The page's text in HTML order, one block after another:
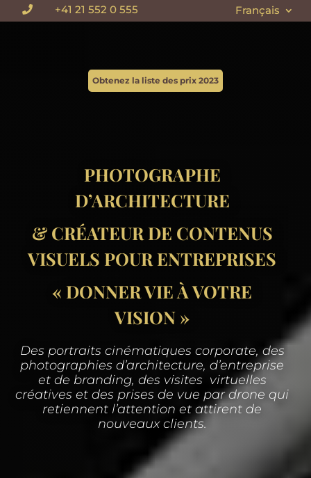
 +41 21 552 0 555 Français
Obtenez la liste des prix 2023
PHOTOGRAPHE
D’ARCHITECTURE
& CRÉATEUR DE CONTENUS
VISUELS POUR ENTREPRISES
« DONNER VIE À VOTRE
VISION »
Des portraits cinématiques corporate, des
photographies d’architecture, d’entreprise
et de branding, des visites virtuelles
créatives et des prises de vue par drone qui
retiennent l’attention et attirent de
nouveaux clients.